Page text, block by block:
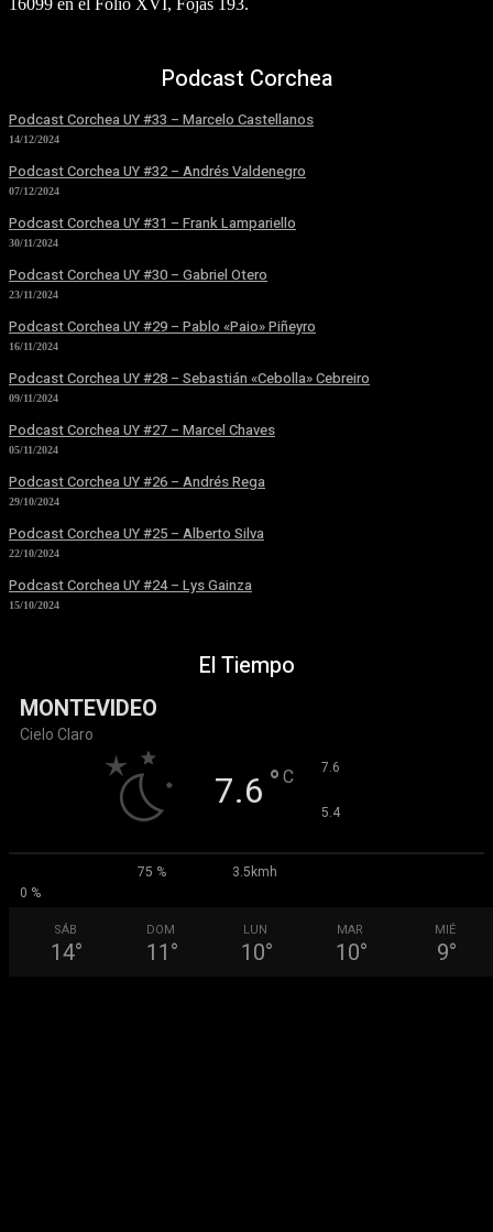
Podcast Corchea
Podcast Corchea UY #33 – Marcelo Castellanos
14/12/2024
Podcast Corchea UY #32 – Andrés Valdenegro
07/12/2024
Podcast Corchea UY #31 – Frank Lampariello
30/11/2024
Podcast Corchea UY #30 – Gabriel Otero
23/11/2024
Podcast Corchea UY #29 – Pablo «Paio» Piñeyro
16/11/2024
Podcast Corchea UY #28 – Sebastián «Cebolla» Cebreiro
09/11/2024
Podcast Corchea UY #27 – Marcel Chaves
05/11/2024
Podcast Corchea UY #26 – Andrés Rega
29/10/2024
Podcast Corchea UY #25 – Alberto Silva
22/10/2024
Podcast Corchea UY #24 – Lys Gainza
15/10/2024
El Tiempo
MONTEVIDEO
Cielo Claro
7.6 ° C 7.6
5.4
75 %
3.5kmh
0 %
SÁB
14°
DOM
11 °
LUN
10°
MAR
10°
MIÉ
9°